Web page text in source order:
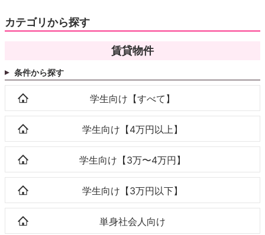
カテゴリから探す
賃貸物件
条件から探す
学生向け【すべて】
学生向け【4万円以上】
学生向け【3万〜4万円】
学生向け【3万円以下】
単身社会人向け